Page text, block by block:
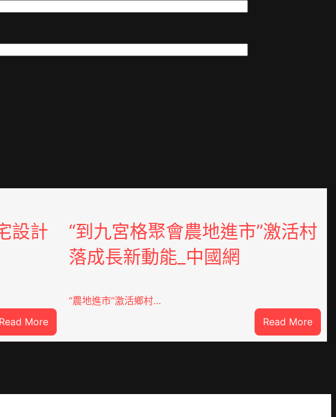
設計
Read More:
風
急
“到九宮格聚會農地進市”激活村
落成長新動能_中國網
“農地進市”激活鄉村…
Read More:
“到
聚